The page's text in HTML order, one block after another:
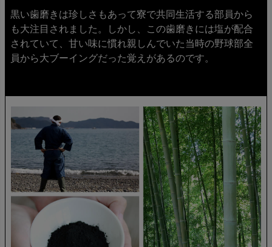
黒い歯磨きは珍しさもあって寮で共同生活する部員から
も大注目されました。しかし、この歯磨きには塩が配合
されていて、甘い味に慣れ親しんでいた当時の野球部全
員から大ブーイングだった覚えがあるのです。